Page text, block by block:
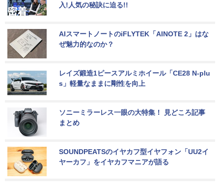
入!人気の秘訣に迫る!!
AIスマートノートのiFLYTEK「AINOTE 2」はな
ぜ魅力的なのか？
レイズ鍛造1ピースアルミホイール「CE28 N-plu
s」軽量なままに剛性を向上
ソニーミラーレス一眼の大特集！ 見どころ記事
まとめ
SOUNDPEATSのイヤカフ型イヤフォン「UU2イ
ヤーカフ」をイヤカフマニアが語る